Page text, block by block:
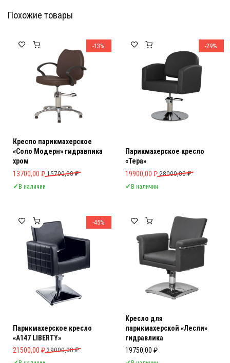
Похожие товары
-13%
Кресло парикмахерское
«Соло Модерн» гидравлика
хром
15700,00₽
Первоначальная цена составляла 15700,00 ₽.
13700,00 ₽
Текущая цена: 13700,00 ₽.
✓В наличии
-29%
Парикмахерское кресло
«Тера»
28000,00₽
Первоначальная цена
19900,00 ₽
Текущая цена: 19900,00 ₽.
✓В наличии
-45%
Парикмахерское кресло
«A147 LIBERTY»
39000,00₽
Первоначальная цена составляла 39000,00 ₽.
21500,00 ₽
Текущая цена: 21500,00 ₽.
Кресло для
парикмахерской «Лесли»
гидравлика
19750,00 ₽